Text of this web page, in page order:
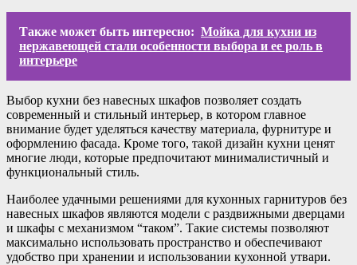
Также может быть интересно: Мойка для кухни из
нержавеющей стали особенности выбора и ее роль в
интерьере
Выбор кухни без навесных шкафов позволяет создать
современный и стильный интерьер, в котором главное
внимание будет уделяться качеству материала, фурнитуре и
оформлению фасада. Кроме того, такой дизайн кухни ценят
многие люди, которые предпочитают минималистичный и
функциональный стиль.
Наиболее удачными решениями для кухонных гарнитуров без
навесных шкафов являются модели с раздвижными дверцами
и шкафы с механизмом “таком”. Такие системы позволяют
максимально использовать пространство и обеспечивают
удобство при хранении и использовании кухонной утвари.